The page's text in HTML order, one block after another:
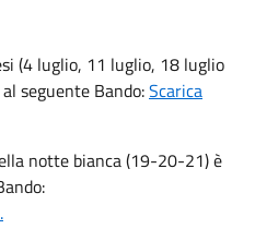
(4 luglio, 11 luglio, 18 luglio
seguente Bando:Scarica
notte bianca (19-20-21) è